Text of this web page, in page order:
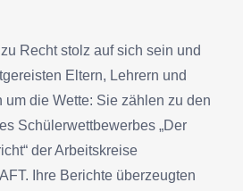
Recht stolz auf sich sein und
Eltern, Lehrern und
um die Wette: Sie zählen zu den
Schülerwettbewerbes „Der
der Arbeitskreise
Ihre Berichte überzeugten